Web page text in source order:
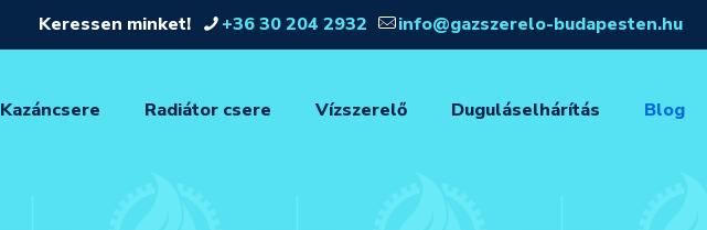
Keressen minket! +36 30 204 2932 info@gazszerelo-budapesten.hu
Kazáncsere Radiátor csere Vízszerelő Duguláselhárítás Blog